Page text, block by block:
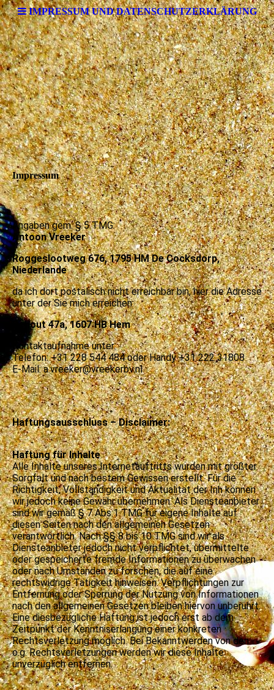
IMPRESSUM UND DATENSCHUTZERKLÄRUNG
Impressum
Angaben gem. § 5 TMG:
Antoon Vreeker
Roggeslootweg 676, 1795 HM De Cocksdorp,
Niederlande
da ich dort postalisch nicht erreichbar bin, hier die Adresse
unter der Sie mich erreichen:
Dehout 47a, 1607 HB Hem
Kontaktaufnahme unter:
Telefon: +31 228 544 484 oder Handy +31 222 31808
E-Mail: a.vreeker@vreekerbv.nl
Haftungsausschluss – Disclaimer:
Haftung für Inhalte
Alle Inhalte unseres Internetauftritts wurden mit größter
Sorgfalt und nach bestem Gewissen erstellt. Für die
Richtigkeit, Vollständigkeit und Aktualität der Inh können
wir jedoch keine Gewähr übernehmen. Als Diensteanbieter
sind wir gemäß § 7 Abs.1 TMG für eigene Inhalte auf
diesen Seiten nach den allgemeinen Gesetzen
verantwortlich. Nach §§ 8 bis 10 TMG sind wir als
Diensteanbieter jedoch nicht verpflichtet, übermittelte
oder gespeicherte fremde Informationen zu überwachen
oder nach Umständen zu forschen, die auf eine
rechtswidrige Tätigkeit hinweisen. Verpflichtungen zur
Entfernung oder Sperrung der Nutzung von Informationen
nach den allgemeinen Gesetzen bleiben hiervon unberührt.
Eine diesbezügliche Haftung ist jedoch erst ab dem
Zeitpunkt der Kenntniserlangung einer konkreten
Rechtsverletzung möglich. Bei Bekanntwerden von den
o.g. Rechtsverletzungen werden wir diese Inhalte
unverzüglich entfernen.